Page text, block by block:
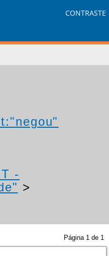
CONTRASTE
-
>
Página 1 de 1